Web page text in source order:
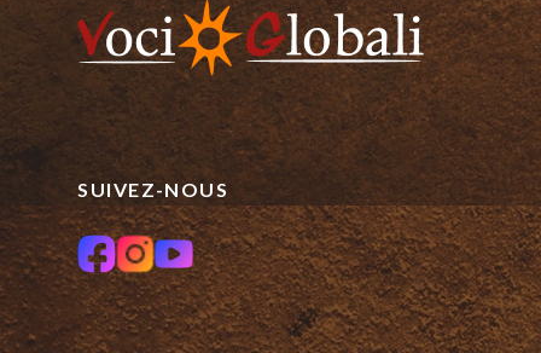
SUIVEZ-NOUS